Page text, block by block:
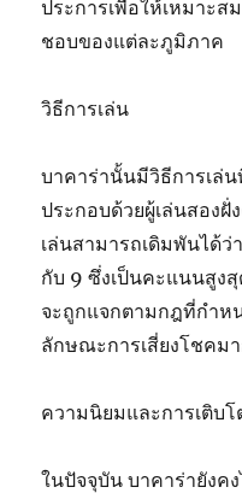
ประการเพื่อให้เหมาะ
ชอบของแต่ละภูมิภาค
วิธีการเล่น
บาคาร่านั้นมีวิธีการเล่
ประกอบด้วยผู้เล่นสองฝั่
เล่นสามารถเดิมพันได้
กับ 9 ซึ่งเป็นคะแนนสูง
จะถูกแจกตามกฎที่กำห
ลักษณะการเสี่ยงโชคม
ความนิยมและการเติบโ
ในปัจจุบัน บาคาร่ายังค